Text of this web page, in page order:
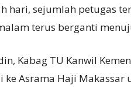
hari, sejumlah petugas
terus berganti
Kabag TU Kanwil
ke Asrama Haji